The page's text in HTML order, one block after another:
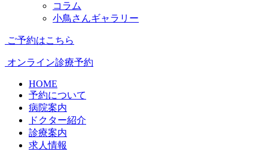
コラム
小鳥さんギャラリー
ご予約はこちら
オンライン診療予約
HOME
予約について
病院案内
ドクター紹介
診療案内
求人情報